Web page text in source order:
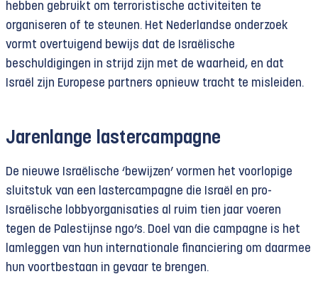
hebben gebruikt om terroristische activiteiten te
organiseren of te steunen. Het Nederlandse onderzoek
vormt overtuigend bewijs dat de Israëlische
beschuldigingen in strijd zijn met de waarheid, en dat
Israël zijn Europese partners opnieuw tracht te misleiden.
Jarenlange lastercampagne
De nieuwe Israëlische ‘bewijzen’ vormen het voorlopige
sluitstuk van een lastercampagne die Israël en pro-
Israëlische lobbyorganisaties al ruim tien jaar voeren
tegen de Palestijnse ngo’s. Doel van die campagne is het
lamleggen van hun internationale financiering om daarmee
hun voortbestaan in gevaar te brengen.